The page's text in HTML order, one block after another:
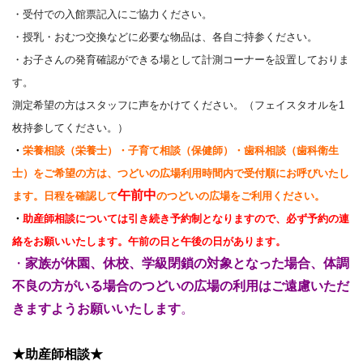
・受付での入館票記入にご協力ください。
・授乳・おむつ交換などに必要な物品は、各自ご持参ください。
・お子さんの発育確認ができる場として計測コーナーを設置しておりま
す。
測定希望の方はスタッフに声をかけてください。（フェイスタオルを1
枚持参してください。）
・ 栄養相談（栄養士）・子育て相談（保健師）・歯科相談（歯科衛生
士）をご希望の方は、つどいの広場利用時間内で受付順にお呼びいたし
ます。日程を確認して午前中のつどいの広場をご利用ください。
・ 助産師相談については引き続き予約制となりますので、必ず予約の連
絡をお願いいたします。午前の日と午後の日があります。
・ 家族が休園、休校、学級閉鎖の対象となった場合、体調
不良の方がいる場合のつどいの広場の利用はご遠慮いただ
きますようお願いいたします。
★助産師相談★